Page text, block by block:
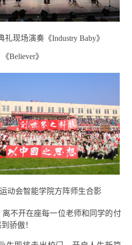
礼现场演奏《Industry Baby》
《Believer》
动会智能学院方阵师生合影
不开在座每一位老师和同学的付
骄傲！